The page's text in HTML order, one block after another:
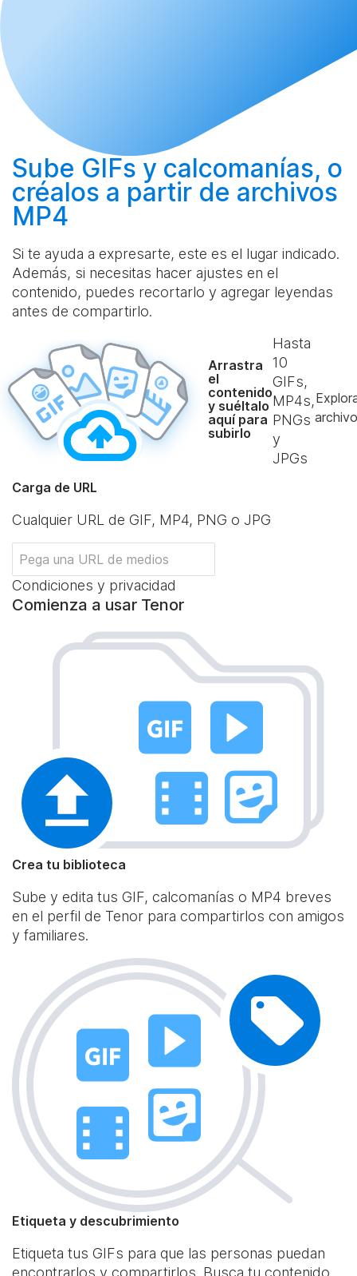
Sube GIFs y calcomanías, o
créalos a partir de archivos
MP4
Si te ayuda a expresarte, este es el lugar indicado.
Además, si necesitas hacer ajustes en el
contenido, puedes recortarlo y agregar leyendas
antes de compartirlo.
Arrastra
el
contenido
y suéltalo
aquí para
subirlo
Hasta
10
GIFs,
MP4s,
PNGs
y
JPGs
Carga de URL
Cualquier URL de GIF, MP4, PNG o JPG
Condiciones y privacidad
Comienza a usar Tenor
Crea tu biblioteca
Sube y edita tus GIF, calcomanías o MP4 breves
en el perfil de Tenor para compartirlos con amigos
y familiares.
Etiqueta y descubrimiento
Etiqueta tus GIFs para que las personas puedan
encontrarlos y compartirlos. Busca tu contenido